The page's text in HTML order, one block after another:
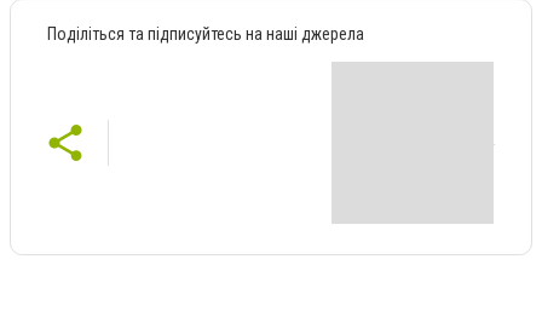
Поділіться та підписуйтесь на наші джерела